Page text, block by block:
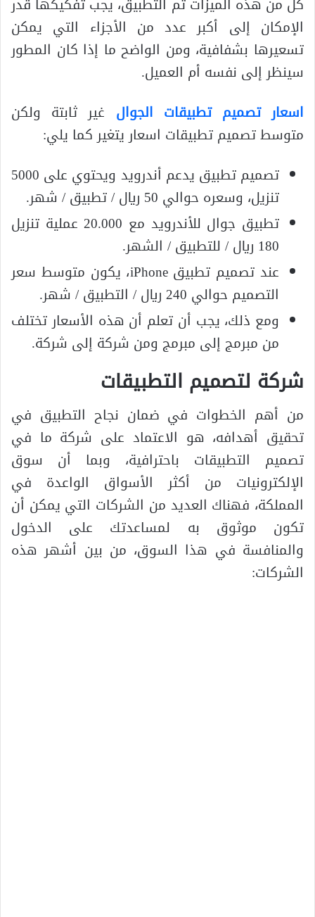
الإمكان إلى أكبر عدد من الأجزاء التي يمكن
تسعيرها بشفافية، ومن الواضح ما إذا كان المطور
سينظر إلى نفسه أم العميل.
اسعار تصميم تطبيقات الجوال غير ثابتة ولكن
متوسط تصميم تطبيقات اسعار يتغير كما يلي:
تصميم تطبيق يدعم أندرويد ويحتوي على 5000
تنزيل، وسعره حوالي 50 ريال / تطبيق / شهر.
تطبيق جوال للأندرويد مع 20.000 عملية تنزيل
180 ريال / للتطبيق / الشهر.
عند تصميم تطبيق iPhone، يكون متوسط سعر
التصميم حوالي 240 ريال / التطبيق / شهر.
ومع ذلك، يجب أن تعلم أن هذه الأسعار تختلف
من مبرمج إلى مبرمج ومن شركة إلى شركة.
شركة لتصميم التطبيقات
من أهم الخطوات في ضمان نجاح التطبيق في
تحقيق أهدافه، هو الاعتماد على شركة ما في
تصميم التطبيقات باحترافية، وبما أن سوق
الإلكترونيات من أكثر الأسواق الواعدة في
المملكة، فهناك العديد من الشركات التي يمكن أن
تكون موثوق به لمساعدتك على الدخول
والمنافسة في هذا السوق، من بين أشهر هذه
الشركات: